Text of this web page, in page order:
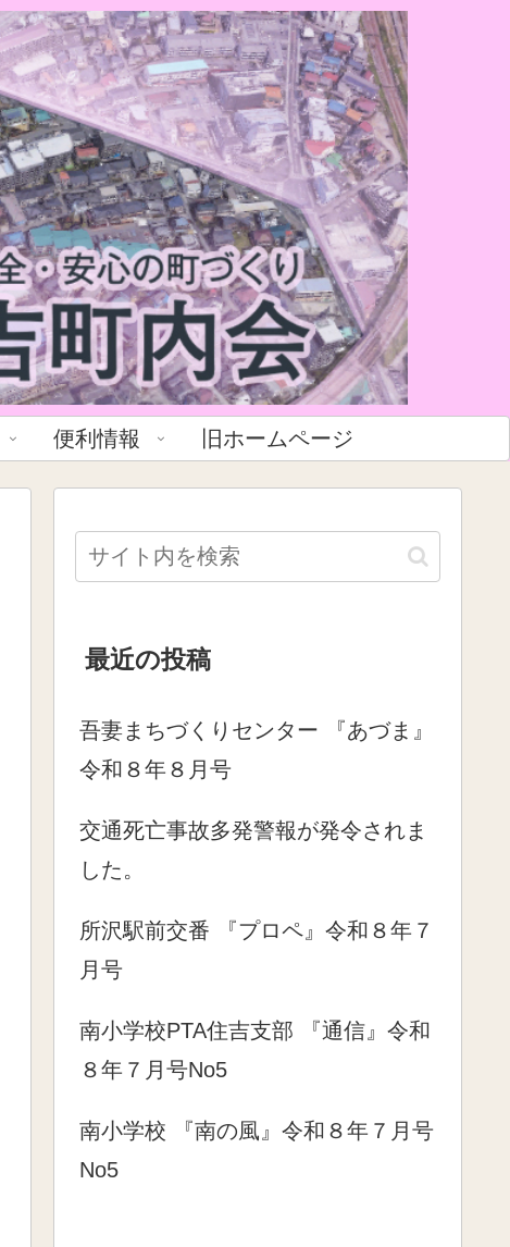
便利情報 旧ホームページ
最近の投稿
吾妻まちづくりセンター 『あづま』
令和８年８月号
交通死亡事故多発警報が発令されま
した。
所沢駅前交番 『プロペ』令和８年７
月号
南小学校PTA住吉支部 『通信』令和
８年７月号No5
南小学校 『南の風』令和８年７月号
No5